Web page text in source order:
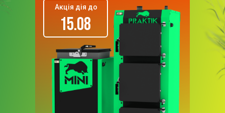
15.08
Акція дія до